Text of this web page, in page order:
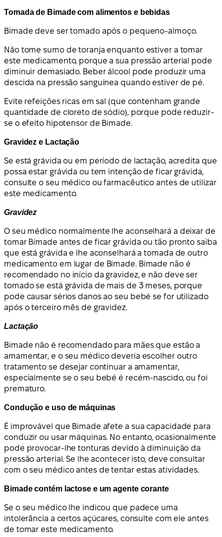
Tomada de Bimade com alimentos e bebidas
Bimade deve ser tomado após o pequeno-almoço.
Não tome sumo de toranja enquanto estiver a tomar
este medicamento, porque a sua pressão arterial pode
diminuir demasiado. Beber álcool pode produzir uma
descida na pressão sanguínea quando estiver de pé.
Evite refeições ricas em sal (que contenham grande
quantidade de cloreto de sódio), porque pode reduzir-
se o efeito hipotensor de Bimade.
Gravidez e Lactação
Se está grávida ou em período de lactação, acredita que
possa estar grávida ou tem intenção de ficar grávida,
consulte o seu médico ou farmacêutico antes de utilizar
este medicamento.
Gravidez
O seu médico normalmente lhe aconselhará a deixar de
tomar Bimade antes de ficar grávida ou tão pronto saiba
que está grávida e lhe aconselhará a tomada de outro
medicamento em lugar de Bimade. Bimade não é
recomendado no início da gravidez, e não deve ser
tomado se está grávida de mais de 3 meses, porque
pode causar sérios danos ao seu bebé se for utilizado
após o terceiro mês de gravidez.
Lactação
Bimade não é recomendado para mães que estão a
amamentar, e o seu médico deveria escolher outro
tratamento se desejar continuar a amamentar,
especialmente se o seu bebé é recém-nascido, ou foi
prematuro.
Condução e uso de máquinas
É improvável que Bimade afete a sua capacidade para
conduzir ou usar máquinas. No entanto, ocasionalmente
pode provocar-lhe tonturas devido à diminuição da
pressão arterial. Se lhe acontecer isto, deve consultar
com o seu médico antes de tentar estas atividades.
Bimade contém lactose e um agente corante
Se o seu médico lhe indicou que padece uma
intolerância a certos açúcares, consulte com ele antes
de tomar este medicamento.